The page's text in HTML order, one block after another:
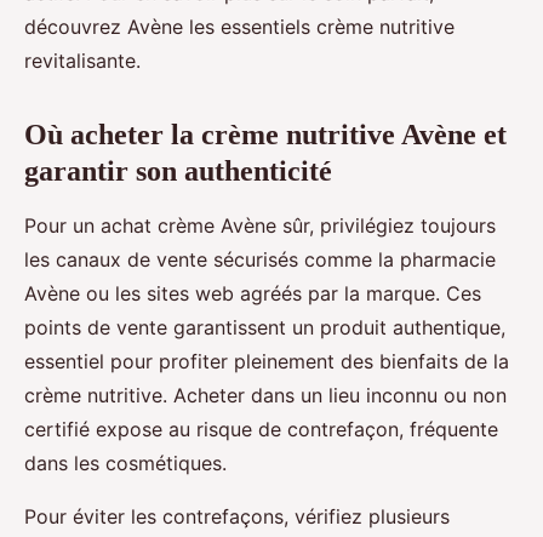
découvrez Avène les essentiels crème nutritive
revitalisante.
Où acheter la crème nutritive Avène et
garantir son authenticité
Pour un achat crème Avène sûr, privilégiez toujours
les canaux de vente sécurisés comme la pharmacie
Avène ou les sites web agréés par la marque. Ces
points de vente garantissent un produit authentique,
essentiel pour profiter pleinement des bienfaits de la
crème nutritive. Acheter dans un lieu inconnu ou non
certifié expose au risque de contrefaçon, fréquente
dans les cosmétiques.
Pour éviter les contrefaçons, vérifiez plusieurs